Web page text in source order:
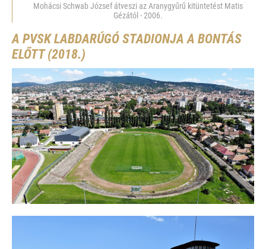
Mohácsi Schwab József átveszi az Aranygyűrű kitüntetést Matis
Gézától - 2006.
A PVSK LABDARÚGÓ STADIONJA A BONTÁS
ELŐTT (2018.)